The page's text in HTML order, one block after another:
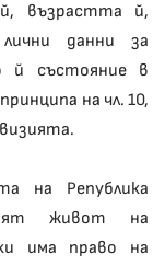
възрастта й,
данни за
й състояние в
на чл. 10,
на Република
живот на
има право на